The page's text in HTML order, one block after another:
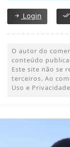
Login
O autor do
conteúdo
Este site não se
terceiros. Ao
Uso e